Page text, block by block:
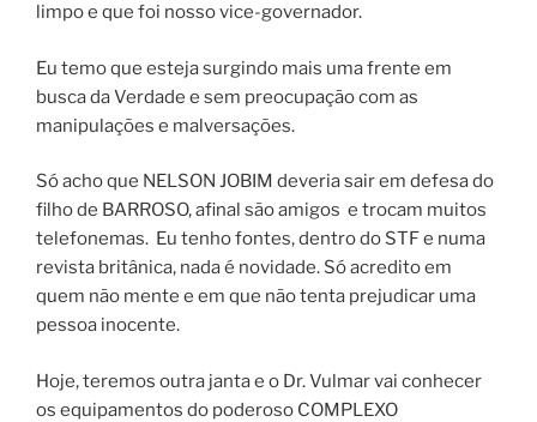
limpo e que foi nosso vice-governador.
Eu temo que esteja surgindo mais uma frente em
busca da Verdade e sem preocupação com as
manipulações e malversações.
Só acho que NELSON JOBIM deveria sair em defesa do
filho de BARROSO, afinal são amigos e trocam muitos
telefonemas. Eu tenho fontes, dentro do STF e numa
revista britânica, nada é novidade. Só acredito em
quem não mente e em que não tenta prejudicar uma
pessoa inocente.
Hoje, teremos outra janta e o Dr. Vulmar vai conhecer
os equipamentos do poderoso COMPLEXO